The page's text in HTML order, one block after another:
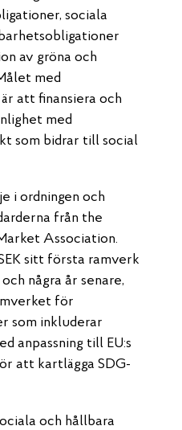
sociala
av gröna och
med
att finansiera och
med
som bidrar till social
i ordningen och
från the
Association.
sitt första ramverk
några år senare,
för
som inkluderar
anpassning till EU:s
att kartlägga SDG-
och hållbara